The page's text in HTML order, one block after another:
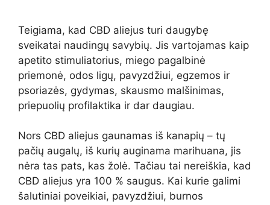
Teigiama, kad CBD aliejus turi daugybę
sveikatai naudingų savybių. Jis vartojamas kaip
apetito stimuliatorius, miego pagalbinė
priemonė, odos ligų, pavyzdžiui, egzemos ir
psoriazės, gydymas, skausmo malšinimas,
priepuolių profilaktika ir dar daugiau.
Nors CBD aliejus gaunamas iš kanapių – tų
pačių augalų, iš kurių auginama marihuana, jis
nėra tas pats, kas žolė. Tačiau tai nereiškia, kad
CBD aliejus yra 100 % saugus. Kai kurie galimi
šalutiniai poveikiai, pavyzdžiui, burnos